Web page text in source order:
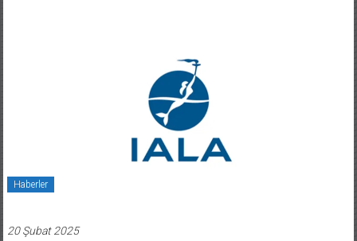
Haberler
20 Şubat 2025